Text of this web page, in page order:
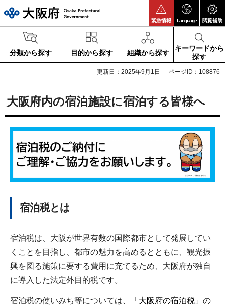
緊急情報 Language 閲覧補助
分類から探す 目的から探す 組織から探す
キーワードから
探す
更新日：2025年9月1日 ページID：108876
大阪府内の宿泊施設に宿泊する皆様へ
宿泊税とは
宿泊税は、大阪が世界有数の国際都市として発展してい
くことを目指し、都市の魅力を高めるとともに、観光振
興を図る施策に要する費用に充てるため、大阪府が独自
に導入した法定外目的税です。
宿泊税の使いみち等については、「 大阪府の宿泊税 」の